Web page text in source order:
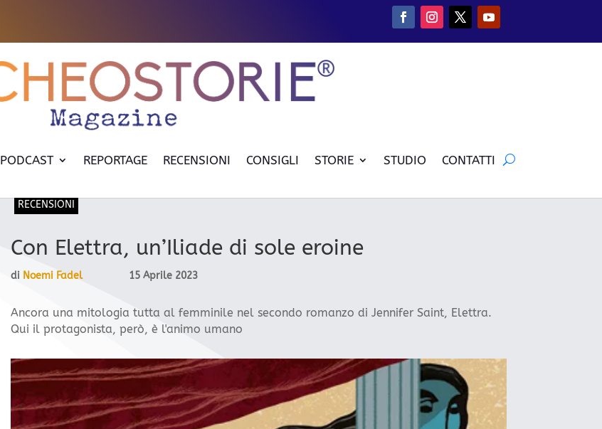
PODCAST REPORTAGE RECENSIONI CONSIGLI STORIE STUDIO CONTATTI
RECENSIONI
Con Elettra, un’Iliade di sole eroine
di Noemi Fadel 15 Aprile 2023
Ancora una mitologia tutta al femminile nel secondo romanzo di Jennifer Saint, Elettra.
Qui il protagonista, però, è l'animo umano